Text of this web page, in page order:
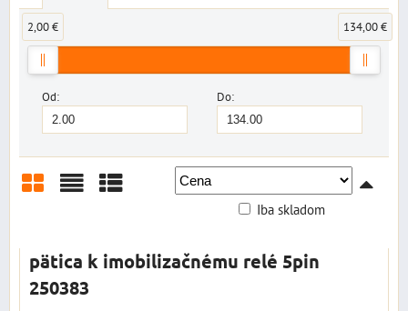
Od: Do:
2,00 € 134,00 €
Iba skladom
pätica k imobilizačnému relé 5pin
250383